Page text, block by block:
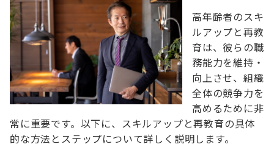
高年齢者のスキ
ルアップと再教
育は、彼らの職
務能力を維持・
向上させ、組織
全体の競争力を
高めるために非
常に重要です。以下に、スキルアップと再教育の具体
的な方法とステップについて詳しく説明します。